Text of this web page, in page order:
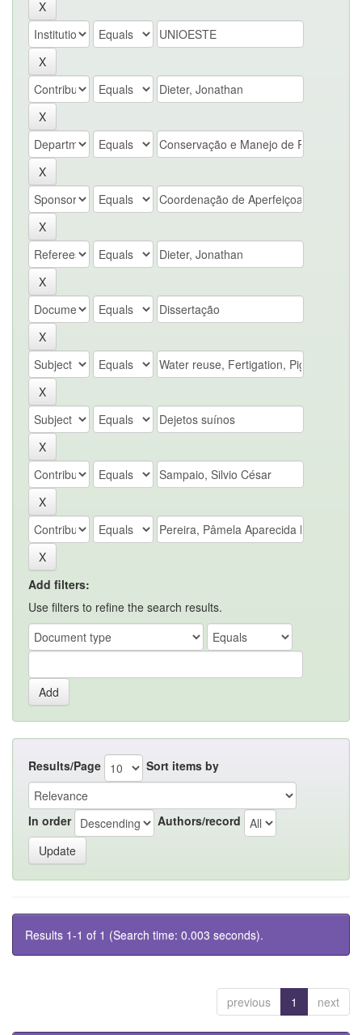
Add filters:
Use filters to refine the search results.
Results/Page Sort items by
In order Authors/record
Results 1-1 of 1 (Search time: 0.003 seconds).
previous 1 next